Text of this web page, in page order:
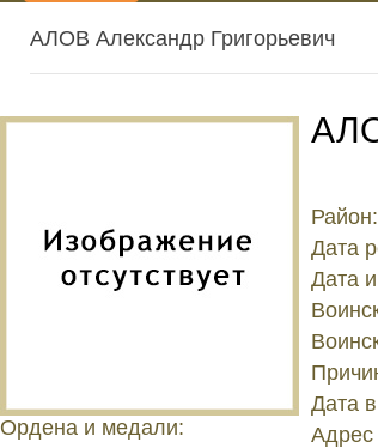
АЛОВ Александр Григорьевич
Ордена и медали:
Район:
Дата
Дата
Дата